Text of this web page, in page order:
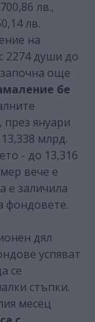
лв.,
лв.
на
2274 души до
още
бе
януари
млрд.
- до 13,316
вече е
е заличила
фондовете.
дял
успяват
се
стъпки.
месец